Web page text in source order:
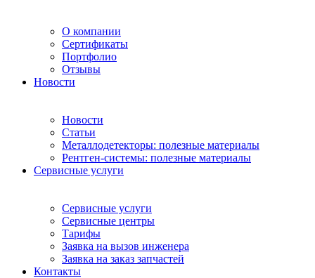
О компании
Сертификаты
Портфолио
Отзывы
Новости
Новости
Статьи
Металлодетекторы: полезные материалы
Рентген-системы: полезные материалы
Сервисные услуги
Сервисные услуги
Сервисные центры
Тарифы
Заявка на вызов инженера
Заявка на заказ запчастей
Контакты